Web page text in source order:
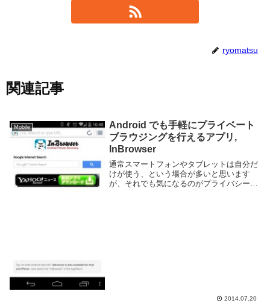
ryomatsu
関連記事
Mobile
Android でも手軽にプライベート
ブラウジングを行えるアプリ,
InBrowser
通常スマートフォンやタブレットは自分だ
けが使う、という場合が多いと思います
が、それでも気になるのがプライバシー。
2014.07.20